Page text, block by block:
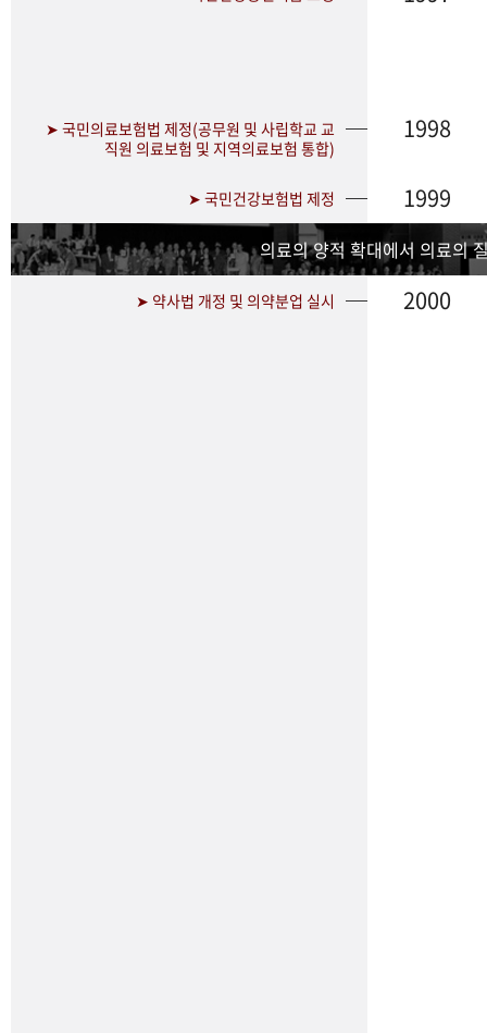
➤ 국민의료보험법 제정(공무원 및 사립학교 교
직원 의료보험 및 지역의료보험 통합)
1998
➤ 국민건강보험법 제정 1999
의료의 양적 확대에서 의료의
➤ 약사법 개정 및 의약분업 실시 2000